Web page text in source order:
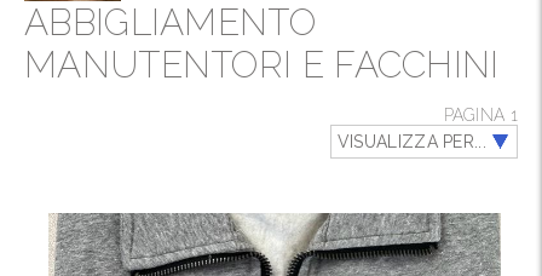
ABBIGLIAMENTO
MANUTENTORI E FACCHINI
PAGINA 1
VISUALIZZA PER...